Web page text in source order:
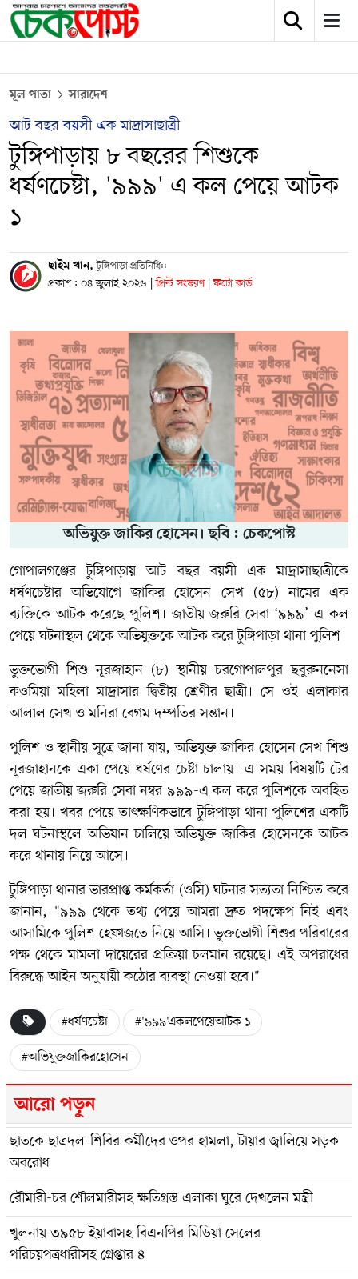
মূল পাতা সারাদেশ
আট বছর বয়সী এক মাদ্রাসাছাত্রী
টুঙ্গিপাড়ায় ৮ বছরের শিশুকে
ধর্ষণচেষ্টা, '৯৯৯' এ কল পেয়ে আটক
১
ছাইম খান,টুঙ্গিপাড়া প্রতিনিধি::
প্রকাশ : ০৪ জুলাই ২০২৬ | প্রিন্ট সংস্করণ | ফটো কার্ড
অভিযুক্ত জাকির হোসেন। ছবি : চেকপোস্ট
গোপালগঞ্জের টুঙ্গিপাড়ায় আট বছর বয়সী এক মাদ্রাসাছাত্রীকে
ধর্ষণচেষ্টার অভিযোগে জাকির হোসেন সেখ (৫৮) নামের এক
ব্যক্তিকে আটক করেছে পুলিশ। জাতীয় জরুরি সেবা ‘৯৯৯’-এ কল
পেয়ে ঘটনাস্থল থেকে অভিযুক্তকে আটক করে টুঙ্গিপাড়া থানা পুলিশ।
ভুক্তভোগী শিশু নূরজাহান (৮) স্থানীয় চরগোপালপুর ছবুরুননেসা
কওমিয়া মহিলা মাদ্রাসার দ্বিতীয় শ্রেণীর ছাত্রী। সে ওই এলাকার
আলাল সেখ ও মনিরা বেগম দম্পতির সন্তান।
পুলিশ ও স্থানীয় সূত্রে জানা যায়, অভিযুক্ত জাকির হোসেন সেখ শিশু
নূরজাহানকে একা পেয়ে ধর্ষণের চেষ্টা চালায়। এ সময় বিষয়টি টের
পেয়ে জাতীয় জরুরি সেবা নম্বর ৯৯৯-এ কল করে পুলিশকে অবহিত
করা হয়। খবর পেয়ে তাৎক্ষণিকভাবে টুঙ্গিপাড়া থানা পুলিশের একটি
দল ঘটনাস্থলে অভিযান চালিয়ে অভিযুক্ত জাকির হোসেনকে আটক
করে থানায় নিয়ে আসে।
টুঙ্গিপাড়া থানার ভারপ্রাপ্ত কর্মকর্তা (ওসি) ঘটনার সত্যতা নিশ্চিত করে
জানান, "৯৯৯ থেকে তথ্য পেয়ে আমরা দ্রুত পদক্ষেপ নিই এবং
আসামিকে পুলিশ হেফাজতে নিয়ে আসি। ভুক্তভোগী শিশুর পরিবারের
পক্ষ থেকে মামলা দায়েরের প্রক্রিয়া চলমান রয়েছে। এই অপরাধের
বিরুদ্ধে আইন অনুযায়ী কঠোর ব্যবস্থা নেওয়া হবে।"
#ধর্ষণচেষ্টা
#'৯৯৯'একলপেয়েআটক ১
#অভিযুক্তজাকিরহোসেন
আরো পড়ুন
ছাতকে ছাত্রদল-শিবির কর্মীদের ওপর হামলা, টায়ার জ্বালিয়ে সড়ক
অবরোধ
রৌমারী-চর শৌলমারীসহ ক্ষতিগ্রস্ত এলাকা ঘুরে দেখলেন মন্ত্রী
খুলনায় ৩৯৫৮ ইয়াবাসহ বিএনপির মিডিয়া সেলের
পরিচয়পত্রধারীসহ গ্রেপ্তার ৪